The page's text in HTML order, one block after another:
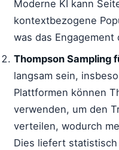
Moderne KI kann
kontextbezogene
was das
Thompson Sampling
langsam sein,
Plattformen können
verwenden, um den
verteilen, wodurch
Dies liefert